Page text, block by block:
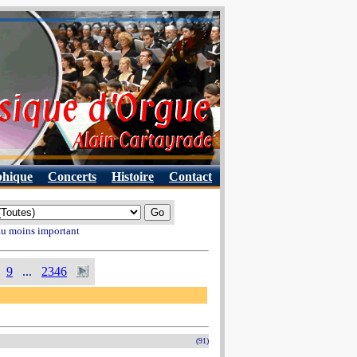
Concerts Histoire Contact
moins important
9 ... 2346
(91)